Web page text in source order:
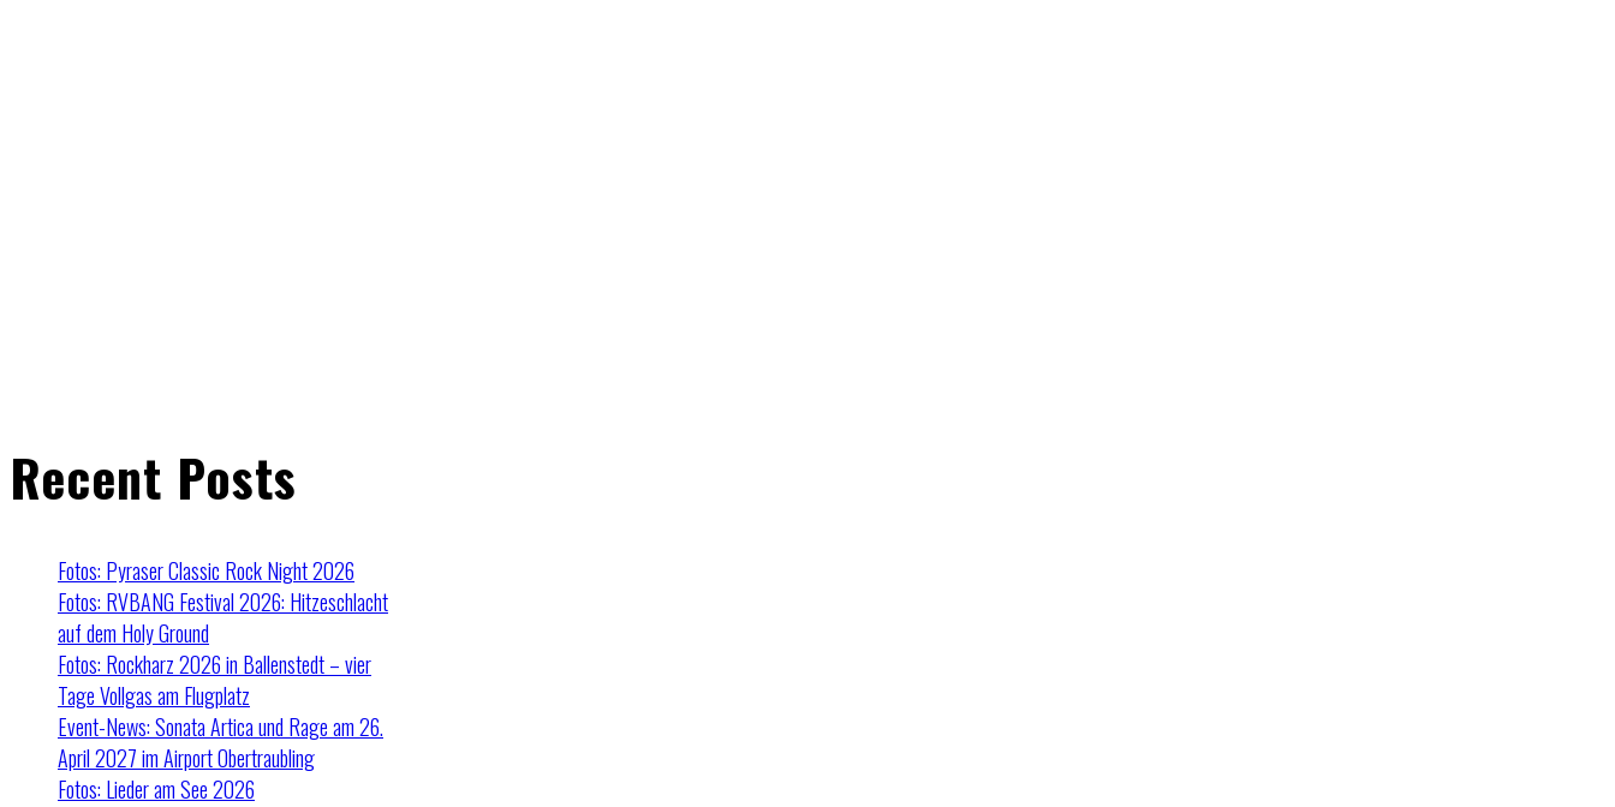
Recent Posts
Fotos: Pyraser Classic Rock Night 2026
Fotos: RVBANG Festival 2026: Hitzeschlacht
auf dem Holy Ground
Fotos: Rockharz 2026 in Ballenstedt – vier
Tage Vollgas am Flugplatz
Event-News: Sonata Artica und Rage am 26.
April 2027 im Airport Obertraubling
Fotos: Lieder am See 2026